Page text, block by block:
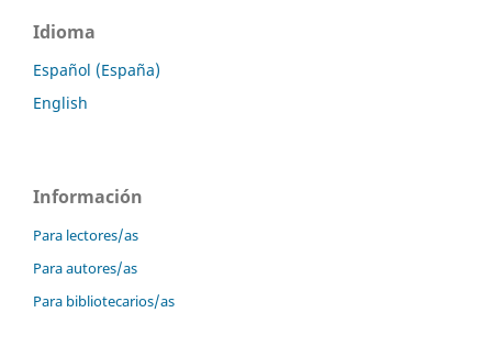
Idioma
Español (España)
English
Información
Para lectores/as
Para autores/as
Para bibliotecarios/as